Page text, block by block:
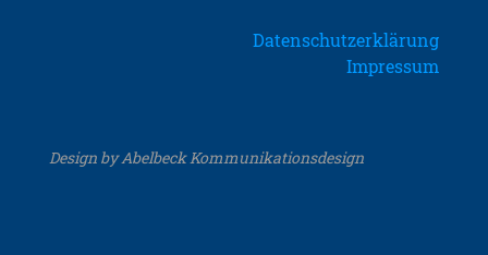
Datenschutzerklärung
Impressum
Design by Abelbeck Kommunikationsdesign